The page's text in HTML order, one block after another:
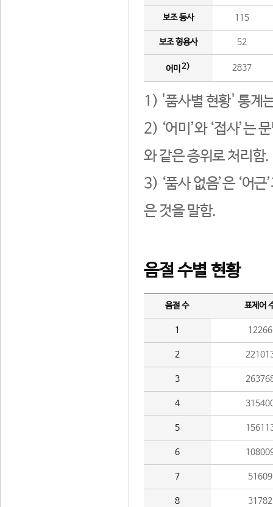
보조 동사 115
보조 형용사 52
어미 2) 2837
1) '품사별 현황' 통계
2) ‘어미’와 ‘접사’는
와 같은 층위로 처리함.
3) ‘품사 없음’은 ‘어
은 것을 말함.
음절 수별 현황
음절 수 표제어
1 12266
2
3
4
5
6
7 51609
8 31782